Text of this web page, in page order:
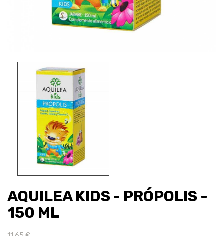
AQUILEA KIDS - PRÓPOLIS -
150 ML